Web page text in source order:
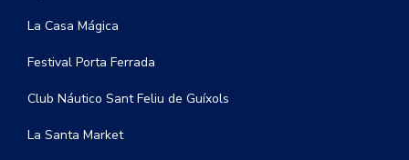
La Casa Mágica
Festival Porta Ferrada
Club Náutico Sant Feliu de Guíxols
La Santa Market